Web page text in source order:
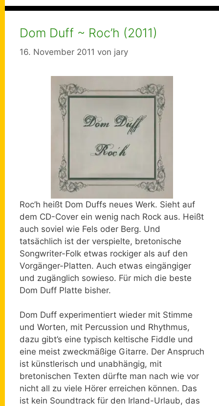
Dom Duff ~ Roc’h (2011)
16. November 2011 von jary
Roc’h heißt Dom Duffs neues Werk. Sieht auf
dem CD-Cover ein wenig nach Rock aus. Heißt
auch soviel wie Fels oder Berg. Und
tatsächlich ist der verspielte, bretonische
Songwriter-Folk etwas rockiger als auf den
Vorgänger-Platten. Auch etwas eingängiger
und zugänglich sowieso. Für mich die beste
Dom Duff Platte bisher.
Dom Duff experimentiert wieder mit Stimme
und Worten, mit Percussion und Rhythmus,
dazu gibt’s eine typisch keltische Fiddle und
eine meist zweckmäßige Gitarre. Der Anspruch
ist künstlerisch und unabhängig, mit
bretonischen Texten dürfte man nach wie vor
nicht all zu viele Hörer erreichen können. Das
ist kein Soundtrack für den Irland-Urlaub, das